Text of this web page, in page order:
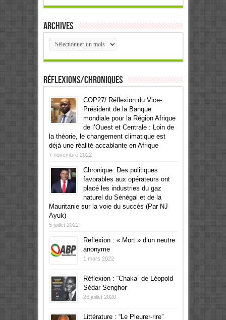
Archives
Archives
Réflexions/Chroniques
COP27/ Réflexion du Vice-
Président de la Banque
mondiale pour la Région Afrique
de l’Ouest et Centrale : Loin de
la théorie, le changement climatique est
déjà une réalité accablante en Afrique
7 novembre 2022
Chronique: Des politiques
favorables aux opérateurs ont
placé les industries du gaz
naturel du Sénégal et de la
Mauritanie sur la voie du succès (Par NJ
Ayuk)
5 juillet 2022
Reflexion : « Mort » d’un neutre
anonyme
1 mars 2022
Réflexion : “Chaka” de Léopold
Sédar Senghor
26 juillet 2020
Littérature : “Le Pleurer-rire”